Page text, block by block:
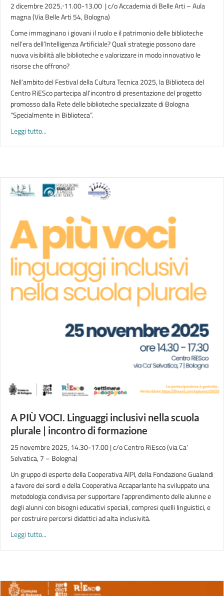
2 dicembre 2025,⋅11.00-13.00 | c/o Accademia di Belle Arti – Aula
magna (Via Belle Arti 54, Bologna)
Come immaginano i giovani il ruolo e il patrimonio delle biblioteche
nell’era dell’Intelligenza Artificiale? Quali strategie possono dare
nuova visibilità alle biblioteche e valorizzare in modo innovativo le
risorse che offrono?
Nell’ambito del Festival della Cultura Tecnica 2025, la Biblioteca del
Centro RiESco partecipa all’incontro di presentazione del progetto
promosso dalla Rete delle biblioteche specializzate di Bologna
“Specialmente in Biblioteca”.
Leggi tutto...
A PIÙ VOCI. Linguaggi inclusivi nella scuola
plurale | incontro di formazione
25 novembre 2025, 14.30-17.00 | c/o Centro RiEsco (via Ca’
Selvatica, 7 – Bologna)
Un gruppo di esperte della Cooperativa AIPI, della Fondazione Gualandi
a favore dei sordi e della Cooperativa Accaparlante ha sviluppato una
metodologia condivisa per supportare l’apprendimento delle alunne e
degli alunni con bisogni educativi speciali, compresi quelli linguistici, e
per costruire percorsi didattici ad alta inclusività.
Leggi tutto...